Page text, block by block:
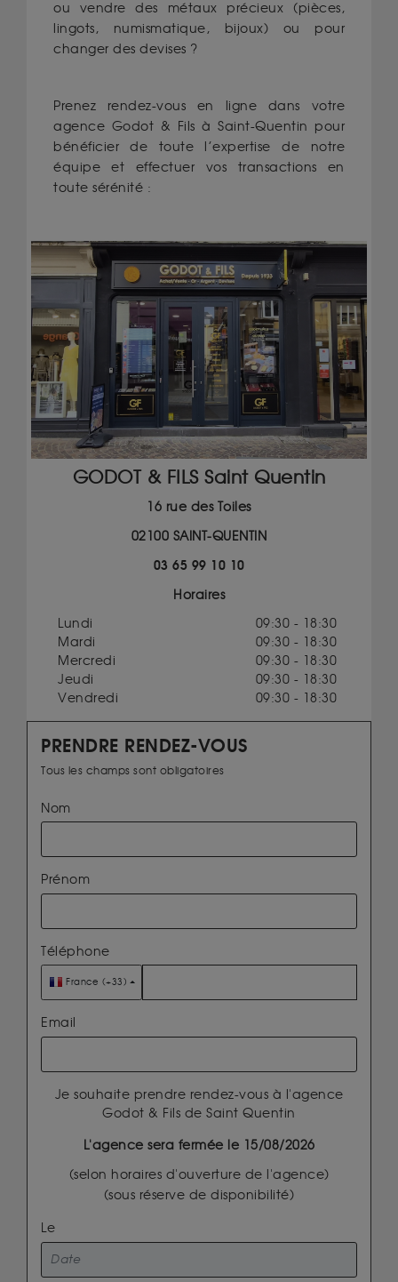
ou vendre des métaux précieux (pièces,
lingots, numismatique, bijoux) ou pour
changer des devises ?
Prenez rendez-vous en ligne dans votre
agence Godot & Fils à Saint-Quentin pour
bénéficier de toute l’expertise de notre
équipe et effectuer vos transactions en
toute sérénité :
PRENDRE RENDEZ-VOUS
Tous les champs sont obligatoires
Nom
Prénom
Téléphone
France (+33)
Email
Je souhaite prendre rendez-vous à l'agence
Godot & Fils de Saint Quentin
L'agence sera fermée le 15/08/2026
(selon horaires d'ouverture de l'agence)
(sous réserve de disponibilité)
Le
GODOT & FILS Saint Quentin
16 rue des Toiles
02100 SAINT-QUENTIN
03 65 99 10 10
Horaires
Lundi
09:30 - 18:30
Mardi
09:30 - 18:30
Mercredi
09:30 - 18:30
Jeudi
09:30 - 18:30
Vendredi
09:30 - 18:30